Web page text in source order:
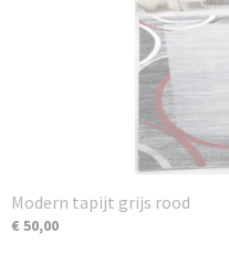
Modern tapijt grijs rood
€ 50,00